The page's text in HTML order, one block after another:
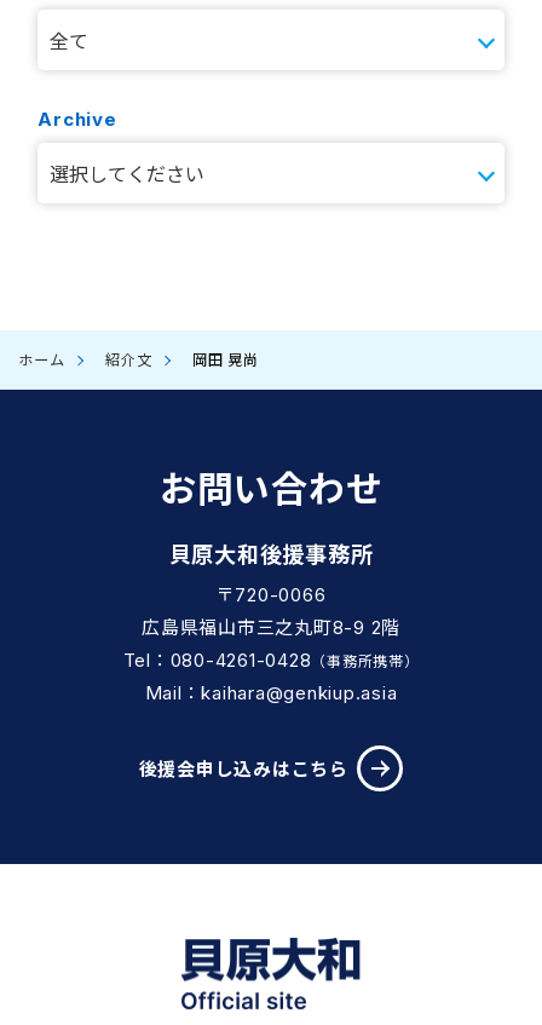
Archive
ホーム 紹介文 岡田 晃尚
お問い合わせ
貝原大和後援事務所
〒720-0066
広島県福山市三之丸町8-9 2階
Tel：080-4261-0428 （事務所携帯）
Mail：kaihara@genkiup.asia
後援会申し込みはこちら